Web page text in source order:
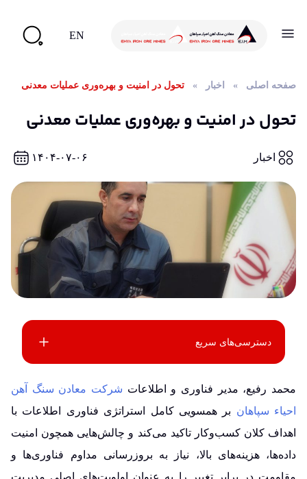
EN
صفحه اصلی » اخبار » تحول در امنیت و بهره‌وری عملیات معدنی
تحول در امنیت و بهره‌وری عملیات معدنی
اخبار ۱۴۰۴-۰۷-۰۶
دسترسی‌های سریع
محمد رفیع، مدیر فناوری و اطلاعات شرکت معادن سنگ آهن
احیاء سپاهان بر همسویی کامل استراتژی فناوری اطلاعات با
اهداف کلان کسب‌وکار تاکید می‌کند و چالش‌هایی همچون امنیت
داده‌ها، هزینه‌های بالا، نیاز به بروزرسانی مداوم فناوری‌ها و
مقاومت در برابر تغییر را به عنوان اولویت‌های اصلی مدیریت